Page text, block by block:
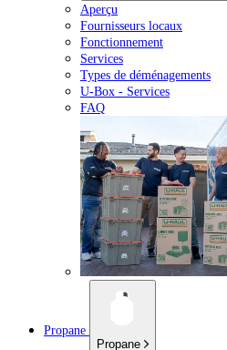
Aperçu
Fournisseurs locaux
Fonctionnement
Services
Types de déménagements
U-Box - Services
FAQ
Propane
Propane